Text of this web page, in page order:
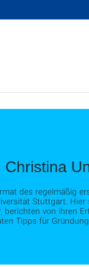
des regelmäßig
Stuttgart.
berichten von ihren
Tipps für